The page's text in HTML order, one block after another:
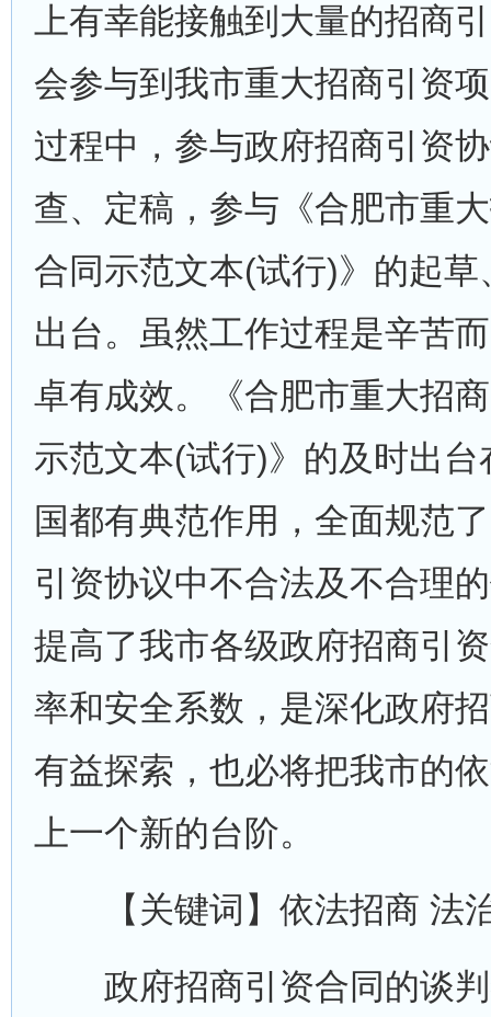
上有幸能接触到大量的招商
会参与到我市重大招商引资
过程中，参与政府招商引资
查、定稿，参与《合肥市重
合同示范文本(试行)》的起草
出台。虽然工作过程是辛苦
卓有成效。《合肥市重大招
示范文本(试行)》的及时出
国都有典范作用，全面规范
引资协议中不合法及不合理
提高了我市各级政府招商引
率和安全系数，是深化政府
有益探索，也必将把我市的
上一个新的台阶。
【关键词】依法招商 法
政府招商引资合同的谈判